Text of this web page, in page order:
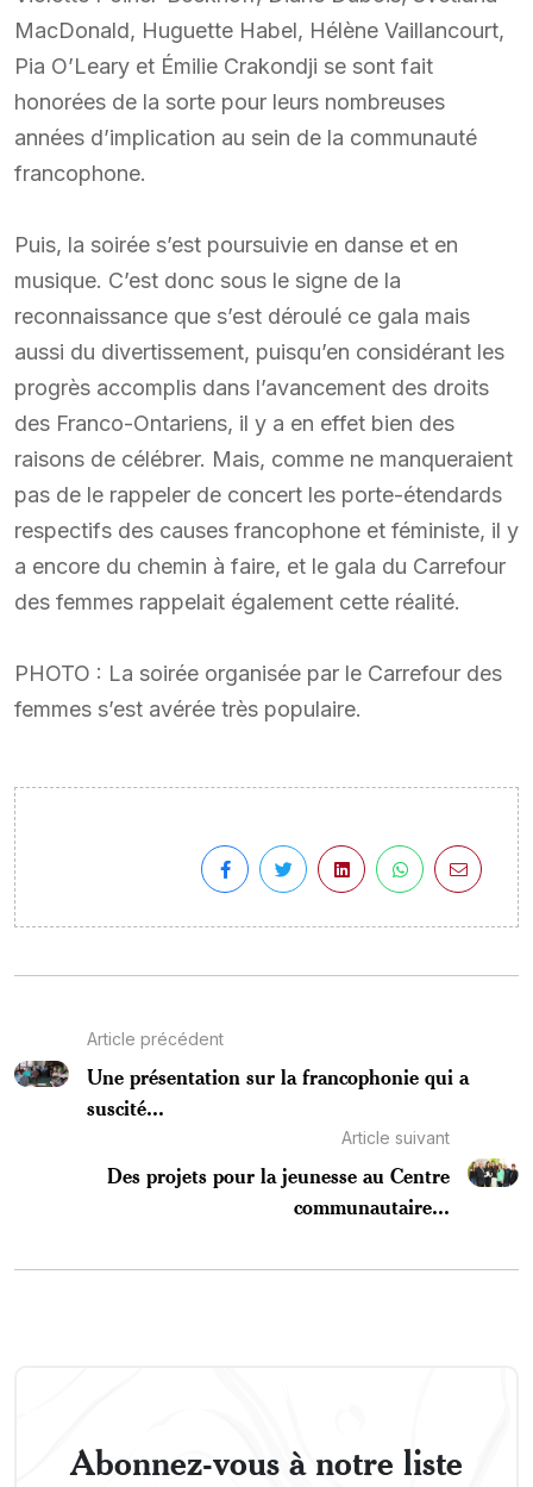
MacDonald, Huguette Habel, Hélène Vaillancourt,
Pia O’Leary et Émilie Crakondji se sont fait
honorées de la sorte pour leurs nombreuses
années d’implication au sein de la communauté
francophone.
Puis, la soirée s’est poursuivie en danse et en
musique. C’est donc sous le signe de la
reconnaissance que s’est déroulé ce gala mais
aussi du divertissement, puisqu’en considérant les
progrès accomplis dans l’avancement des droits
des Franco-Ontariens, il y a en effet bien des
raisons de célébrer. Mais, comme ne manqueraient
pas de le rappeler de concert les porte-étendards
respectifs des causes francophone et féministe, il y
a encore du chemin à faire, et le gala du Carrefour
des femmes rappelait également cette réalité.
PHOTO : La soirée organisée par le Carrefour des
femmes s’est avérée très populaire.
Article précédent
Une présentation sur la francophonie qui a
suscité...
Article suivant
Des projets pour la jeunesse au Centre
communautaire...
Abonnez-vous à notre liste